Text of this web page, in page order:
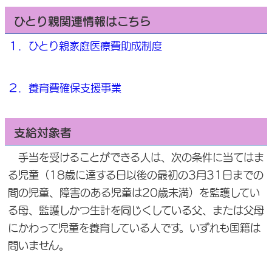
ひとり親関連情報はこちら
１．ひとり親家庭医療費助成制度
２．養育費確保支援事業
支給対象者
手当を受けることができる人は、次の条件に当てはま
る児童（18歳に達する日以後の最初の3月31日までの
間の児童、障害のある児童は20歳未満）を監護してい
る母、監護しかつ生計を同じくしている父、または父母
にかわって児童を養育している人です。いずれも国籍は
問いません。